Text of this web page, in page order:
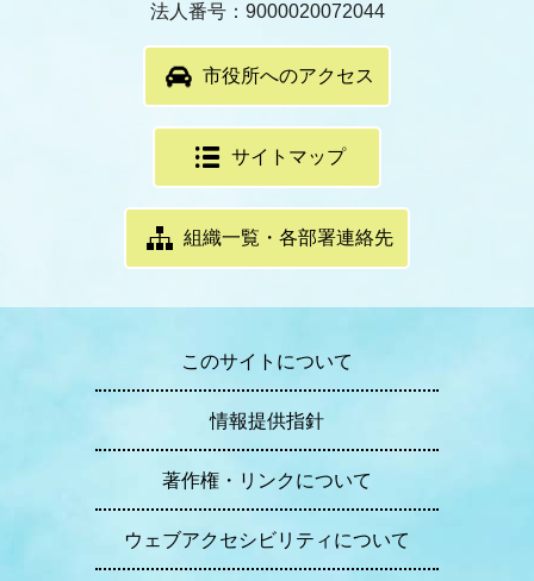
法人番号：9000020072044
市役所へのアクセス
サイトマップ
組織一覧・各部署連絡先
このサイトについて
情報提供指針
著作権・リンクについて
ウェブアクセシビリティについて